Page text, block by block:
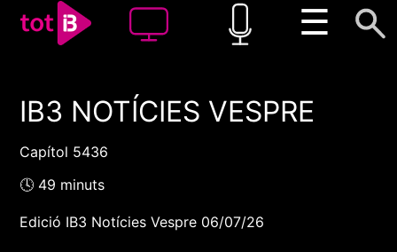
☰
00:00 00:00
IB3 NOTÍCIES VESPRE
Capítol 5436
🕓 49 minuts
Edició IB3 Notícies Vespre 06/07/26